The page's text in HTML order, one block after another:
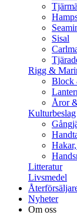
Sisal
Rigg &
Block
Åror
Kulturbeslag
Litteratur
Livsmedel
Nyheter
Om oss